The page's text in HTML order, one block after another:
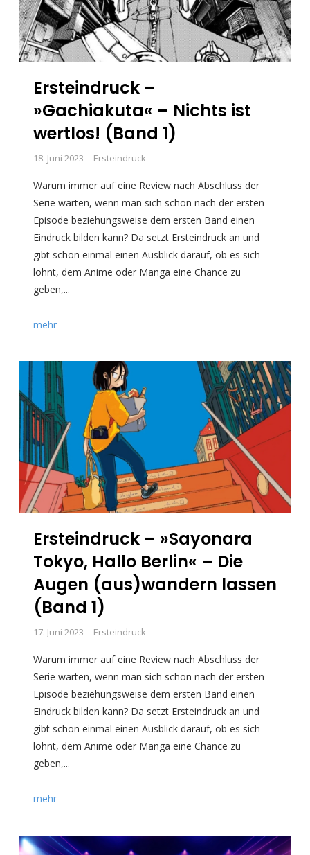
Ersteindruck –
»Gachiakuta« – Nichts ist
wertlos! (Band 1)
18. Juni 2023 Ersteindruck
Warum immer auf eine Review nach Abschluss der
Serie warten, wenn man sich schon nach der ersten
Episode beziehungsweise dem ersten Band einen
Eindruck bilden kann? Da setzt Ersteindruck an und
gibt schon einmal einen Ausblick darauf, ob es sich
lohnt, dem Anime oder Manga eine Chance zu
geben,...
mehr
Ersteindruck – »Sayonara
Tokyo, Hallo Berlin« – Die
Augen (aus)wandern lassen
(Band 1)
17. Juni 2023 Ersteindruck
Warum immer auf eine Review nach Abschluss der
Serie warten, wenn man sich schon nach der ersten
Episode beziehungsweise dem ersten Band einen
Eindruck bilden kann? Da setzt Ersteindruck an und
gibt schon einmal einen Ausblick darauf, ob es sich
lohnt, dem Anime oder Manga eine Chance zu
geben,...
mehr